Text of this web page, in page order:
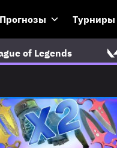
Прогнозы Турниры
of Legends